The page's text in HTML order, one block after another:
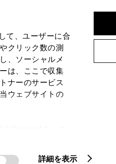
て、ユーザーに合
クリック数の測
、ソーシャルメ
は、ここで収集
ナーのサービス
ウェブサイトの
詳細を表示